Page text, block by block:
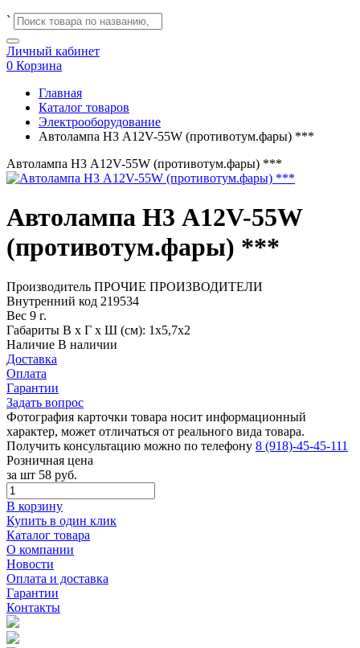
`
Личный кабинет
0 Корзина
Главная
Каталог товаров
Электрооборудование
Автолампа H3 А12V-55W (противотум.фары) ***
Автолампа H3 А12V-55W (противотум.фары) ***
Автолампа H3 А12V-55W
(противотум.фары) ***
Производитель ПРОЧИЕ ПРОИЗВОДИТЕЛИ
Внутренний код 219534
Вес 9 г.
Габариты В х Г х Ш (см): 1х5,7х2
Наличие В наличии
Доставка
Оплата
Гарантии
Задать вопрос
Фотография карточки товара носит информационный
характер, может отличаться от реального вида товара.
Получить консультацию можно по телефону 8 (918)-45-45-111
Розничная цена
за шт 58 руб.
В корзину
Купить в один клик
Каталог товара
О компании
Новости
Оплата и доставка
Гарантии
Контакты